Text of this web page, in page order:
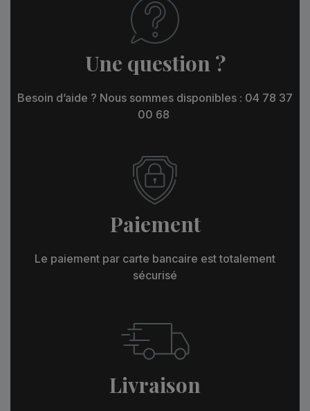
Une question ?
Besoin d’aide ? Nous sommes disponibles : 04 78 37
00 68
Paiement
Le paiement par carte bancaire est totalement
sécurisé
Livraison